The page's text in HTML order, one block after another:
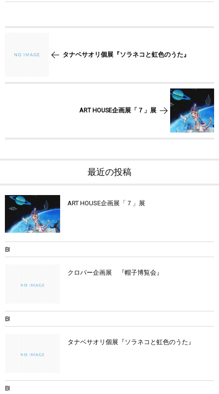
タナベサオリ個展『ソラネコと虹色のうた』
ART HOUSE企画展「７」展
最近の投稿
ART HOUSE企画展「７」展
クロバー企画展 『帽子博覧会』
タナベサオリ個展『ソラネコと虹色のうた』